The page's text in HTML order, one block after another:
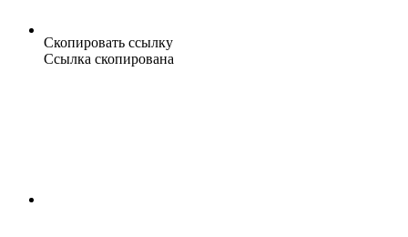
Скопировать ссылку
Ссылка скопирована